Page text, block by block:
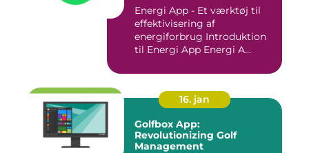
Energi App - Et værktøj til
effektivisering af
energiforbrug Introduktion
til Energi App Energi A...
16. jan
Golfbox App:
Revolutionizing Golf
Management